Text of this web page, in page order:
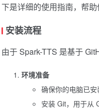
下是详细的使用指南，帮
安装流程
由于 Spark-TTS 是基于
环境准备
确保你的电脑已安
安装 Git，用于从